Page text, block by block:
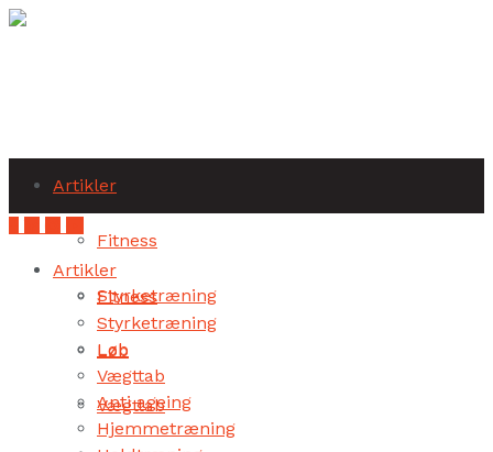
Artikler
Fitness
Styrketræning
Løb
Vægttab
Artikler
Fitness
Styrketræning
Løb
Vægttab
Anti ageing
Hjemmetræning